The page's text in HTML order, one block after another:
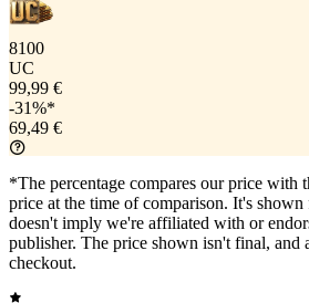
8100
UC
99,99 €
-31%*
69,49 €
*The percentage compares our price with
price at the time of comparison. It's
doesn't imply we're affiliated with or
publisher. The price shown isn't final, and
checkout.